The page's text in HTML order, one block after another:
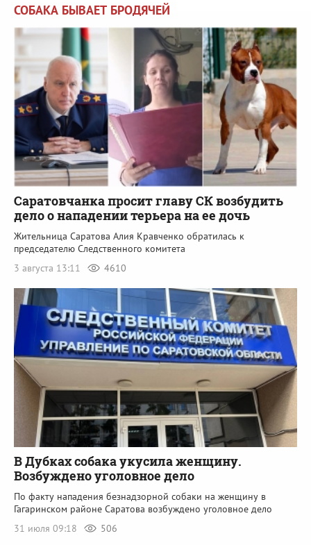
СОБАКА БЫВАЕТ БРОДЯЧЕЙ
Саратовчанка просит главу СК возбудить
дело о нападении терьера на ее дочь
Жительница Саратова Алия Кравченко обратилась к
председателю Следственного комитета
3 августа 13:11
4610
В Дубках собака укусила женщину.
Возбуждено уголовное дело
По факту нападения безнадзорной собаки на женщину в
Гагаринском районе Саратова возбуждено уголовное дело
31 июля 09:18
506